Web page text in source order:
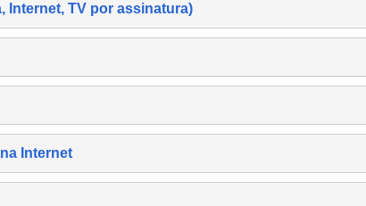
Internet, TV por assinatura)
Internet